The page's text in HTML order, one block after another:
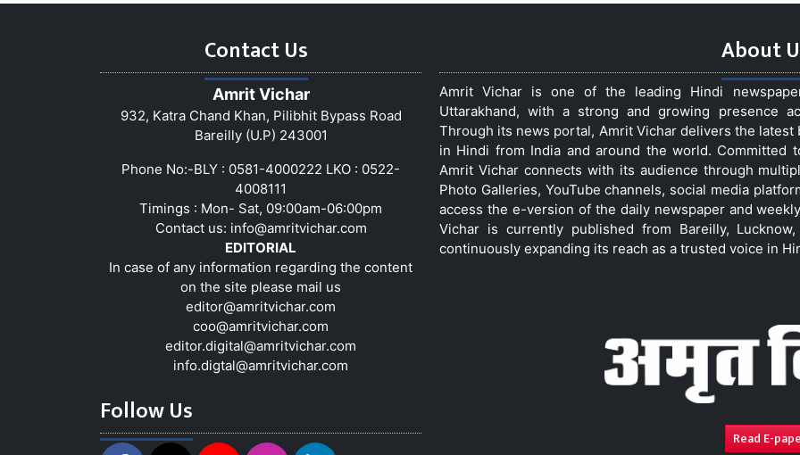
Contact Us
Amrit Vichar
932, Katra Chand Khan, Pilibhit Bypass Road
Bareilly (U.P) 243001
Phone No:-BLY : 0581-4000222 LKO : 0522-
4008111
Timings : Mon- Sat, 09:00am-06:00pm
Contact us: info@amritvichar.com
EDITORIAL
In case of any information regarding the content
on the site please mail us
editor@amritvichar.com
coo@amritvichar.com
editor.digital@amritvichar.com
info.digtal@amritvichar.com
Follow Us
About
Amrit Vichar is one of the leading Hindi
Uttarakhand, with a strong and growing presence
Through its news portal, Amrit Vichar delivers the
in Hindi from India and around the world. Committed
Amrit Vichar connects with its audience through
Photo Galleries, YouTube channels, social media
access the e-version of the daily newspaper and
Vichar is currently published from Bareilly,
continuously expanding its reach as a trusted voice in
Read E-